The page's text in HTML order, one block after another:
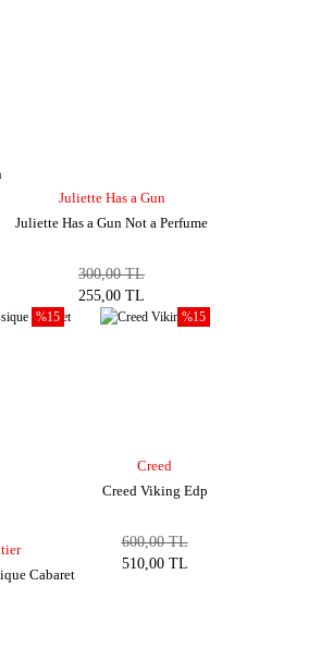
Juliette Has a Gun
Juliette Has a Gun Not a Perfume
300,00 TL
255,00 TL
%15
Cabaret
%15
Creed
Creed Viking Edp
600,00 TL
510,00 TL